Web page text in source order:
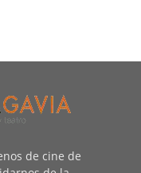
de cine de